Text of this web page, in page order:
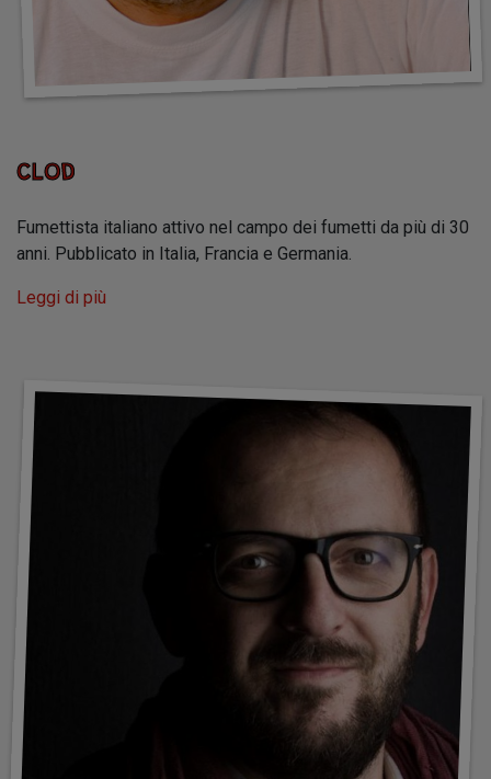
CLOD
Fumettista italiano attivo nel campo dei fumetti da più di 30
anni. Pubblicato in Italia, Francia e Germania.
Leggi di più